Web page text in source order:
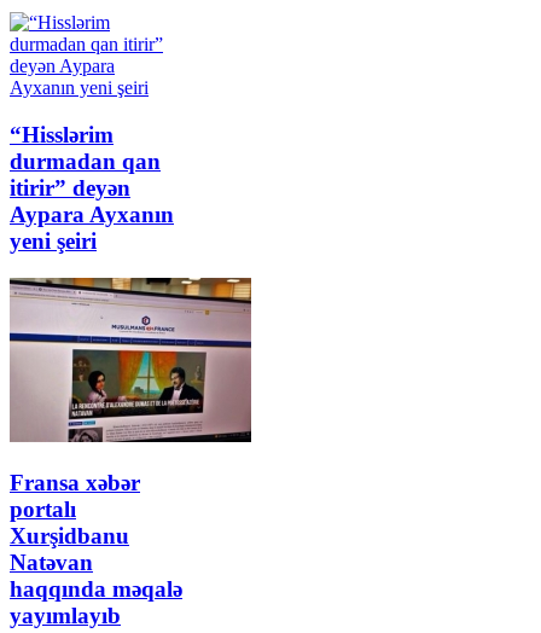
“Hisslərim
durmadan qan
itirir” deyən
Aypara Ayxanın
yeni şeiri
Fransa xəbər
portalı
Xurşidbanu
Natəvan
haqqında məqalə
yayımlayıb